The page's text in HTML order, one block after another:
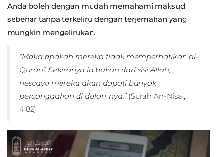
Anda boleh dengan mudah memahami maksud
sebenar tanpa terkeliru dengan terjemahan yang
mungkin mengelirukan.
“Maka apakah mereka tidak memperhatikan al-
Quran? Sekiranya ia bukan dari sisi Allah,
nescaya mereka akan dapati banyak
percanggahan di dalamnya.”(Surah An-Nisa’,
4:82)